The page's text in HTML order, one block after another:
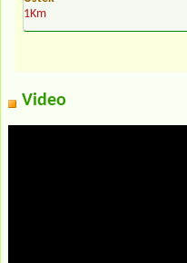
1Km
Video